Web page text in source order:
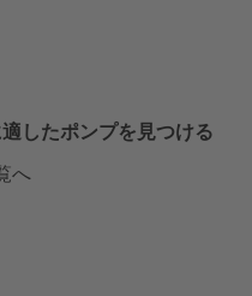
したポンプを見つける
へ